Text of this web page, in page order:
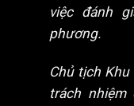
việc đánh
phương.
Chủ tịch
trách nhiệm